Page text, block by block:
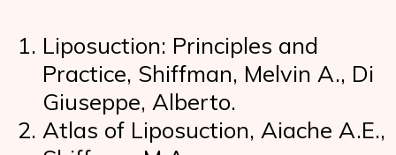
Liposuction: Principles and
Practice, Shiffman, Melvin A., Di
Giuseppe, Alberto.
Atlas of Liposuction, Aiache A.E.,